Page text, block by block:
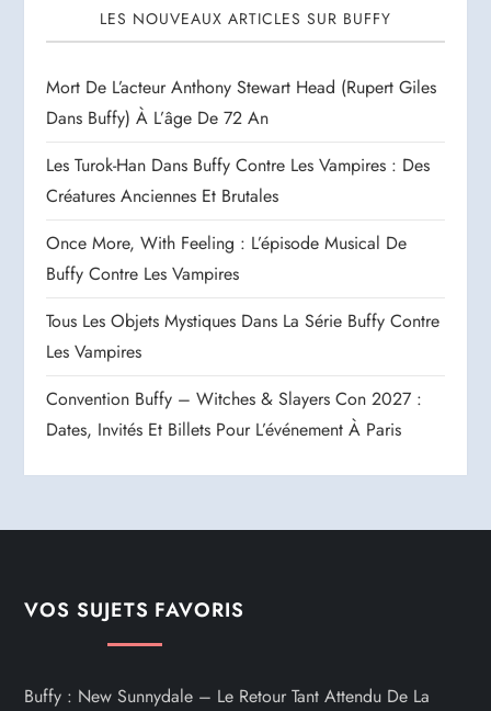
LES NOUVEAUX ARTICLES SUR BUFFY
Mort De L’acteur Anthony Stewart Head (Rupert Giles
Dans Buffy) À L’âge De 72 An
Les Turok-Han Dans Buffy Contre Les Vampires : Des
Créatures Anciennes Et Brutales
Once More, With Feeling : L’épisode Musical De
Buffy Contre Les Vampires
Tous Les Objets Mystiques Dans La Série Buffy Contre
Les Vampires
Convention Buffy – Witches & Slayers Con 2027 :
Dates, Invités Et Billets Pour L’événement À Paris
VOS SUJETS FAVORIS
Buffy : New Sunnydale – Le Retour Tant Attendu De La